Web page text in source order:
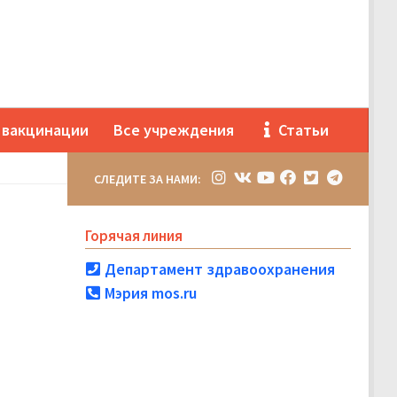
Все учреждения Статьи
СЛЕДИТЕ ЗА НАМИ:
Горячая линия
Департамент здравоохранения
Мэрия mos.ru